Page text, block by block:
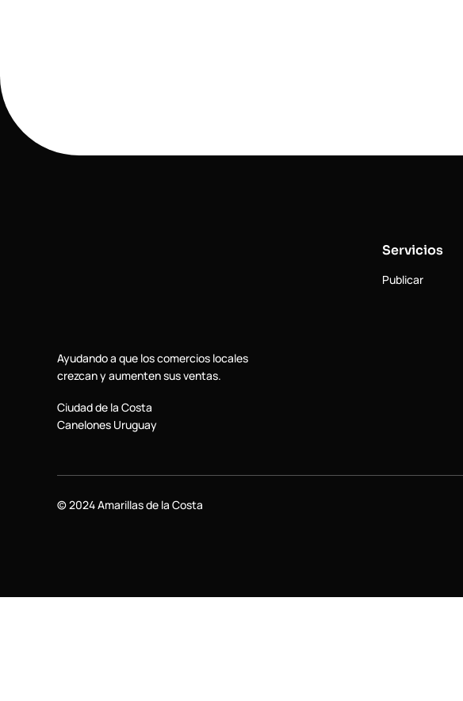
Ayudando a que los comercios locales
crezcan y aumenten sus ventas.
Ciudad de la Costa
Canelones Uruguay
Servicios
Publicar
© 2024 Amarillas de la Costa